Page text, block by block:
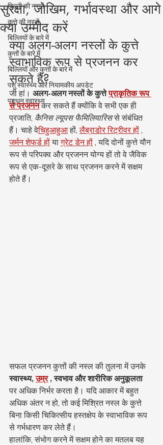
बिल्ली की नस्लें
कुत्ते की नस्लें
बिल्लियों के बारे में
कुत्तों के बारे में
बिल्लियों और कुत्तों के बारे में
पशु स्वास्थ्य और नियामकीय अपडेट
पशुधन स्वास्थ्य
सुरक्षा, जोखिम, गर्भावस्था और आगे
क्या उम्मीद करें
क्या अलग-अलग नस्लों के कुत्ते
स्वाभाविक रूप से प्रजनन कर
सकते हैं?
जी हां। अलग-अलग नस्लों के कुत्ते प्राकृतिक रूप
से प्रजनन कर सकते हैं क्योंकि वे सभी एक ही
प्रजाति, कैनिस ल्यूपस फैमिलियारिस से संबंधित
हैं। चाहे वेचिहुआहुआ हों, लैब्राडोर रिट्रीवर हों ,
जर्मन शेफर्ड हों या ग्रेट डेन हों , यदि दोनों कुत्ते यौन
रूप से परिपक्व और प्रजनन योग्य हों तो वे जैविक
रूप से एक-दूसरे के साथ प्रजनन करने में सक्षम
होते हैं।
सफल प्रजनन कुत्तों की नस्ल की तुलना में उनके
स्वास्थ्य, उम्र , स्वभाव और शारीरिक अनुकूलता
पर अधिक निर्भर करता है। यदि आकार में बहुत
अधिक अंतर न हो, तो कई मिश्रित नस्ल के कुत्ते
बिना किसी चिकित्सीय हस्तक्षेप के स्वाभाविक रूप
से गर्भधारण कर लेते हैं।
हालांकि, संभोग करने में सक्षम होने का मतलब यह